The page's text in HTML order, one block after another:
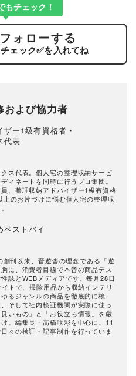
もチェック！
ォローする
ェック✅を入れてね
および協力者
ー1級有資格者・
代表
クス代表。個人宅の整理収納サービ
ィネートを同時に行うプロ集団。
、整理収納アドバイザー1級有資格
のお片づけに悩む個人宅の整理収
ベストバイ
創刊以来、晋遊舎の理念である「遊
に、消費者目線で本音の商品テス
誌とWEBメディアです。毎月28日
トで、掃除用品から収納インテリ
るジャンルの商品を徹底的に検
そして社内検証機関が実際に使っ
いもの」と「お役立ち情報」を厳
。編集長・高橋咲彩を中心に、11
々の検証・記事制作を行っていま